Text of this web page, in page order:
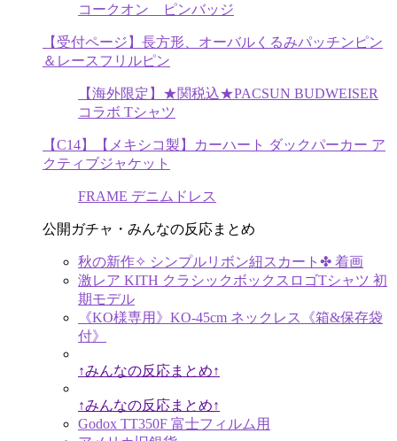
コークオン ピンバッジ
【受付ページ】長方形、オーバルくるみパッチンピン
＆レースフリルピン
【海外限定】★関税込★PACSUN BUDWEISER
コラボ Tシャツ
【C14】【メキシコ製】カーハート ダックパーカー ア
クティブジャケット
FRAME デニムドレス
公開ガチャ・みんなの反応まとめ
秋の新作✧ シンプルリボン紐スカート✤ 着画
激レア KITH クラシックボックスロゴTシャツ 初
期モデル
《KO様専用》KO-45cm ネックレス《箱&保存袋
付》
↑みんなの反応まとめ↑
↑みんなの反応まとめ↑
Godox TT350F 富士フィルム用